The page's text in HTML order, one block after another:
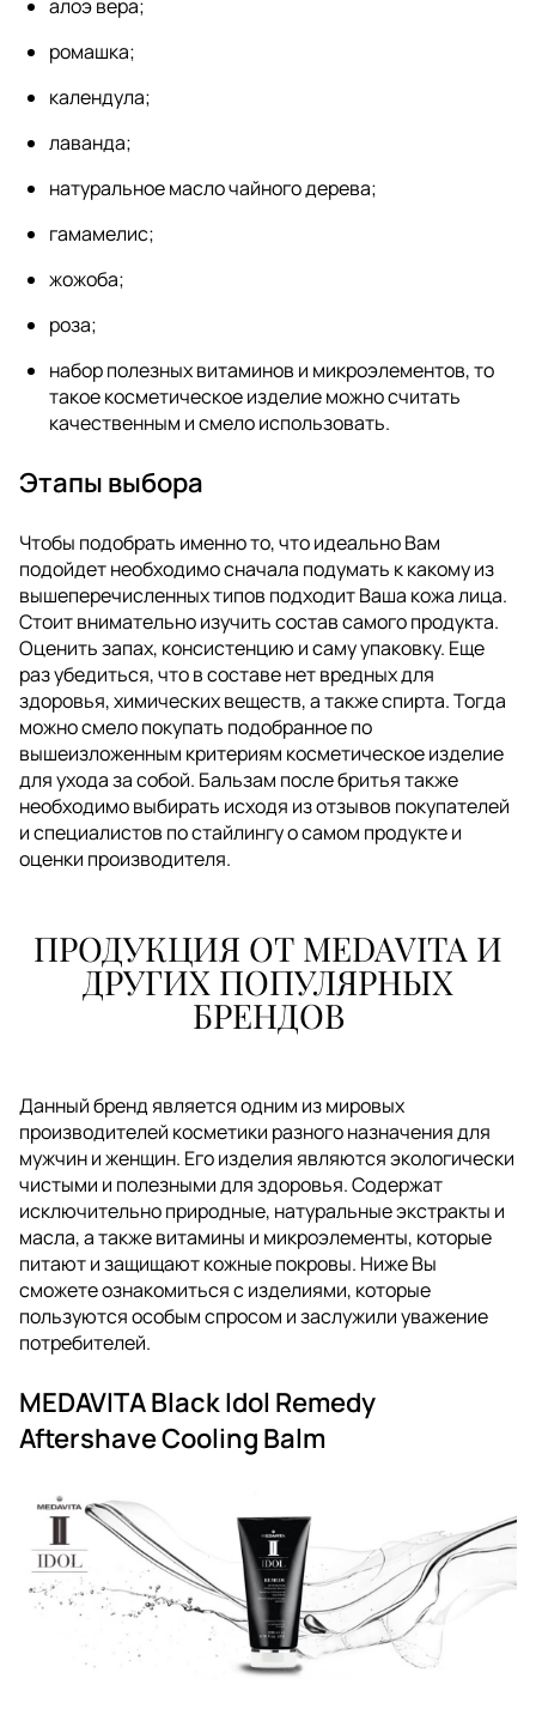
алоэ вера;
ромашка;
календула;
лаванда;
натуральное масло чайного дерева;
гамамелис;
жожоба;
роза;
набор полезных витаминов и микроэлементов, то
такое косметическое изделие можно считать
качественным и смело использовать.
Этапы выбора
Чтобы подобрать именно то, что идеально Вам
подойдет необходимо сначала подумать к какому из
вышеперечисленных типов подходит Ваша кожа лица.
Стоит внимательно изучить состав самого продукта.
Оценить запах, консистенцию и саму упаковку. Еще
раз убедиться, что в составе нет вредных для
здоровья, химических веществ, а также спирта. Тогда
можно смело покупать подобранное по
вышеизложенным критериям косметическое изделие
для ухода за собой. Бальзам после бритья также
необходимо выбирать исходя из отзывов покупателей
и специалистов по стайлингу о самом продукте и
оценки производителя.
ПРОДУКЦИЯ ОТ MEDAVITA И
ДРУГИХ ПОПУЛЯРНЫХ
БРЕНДОВ
Данный бренд является одним из мировых
производителей косметики разного назначения для
мужчин и женщин. Его изделия являются экологически
чистыми и полезными для здоровья. Содержат
исключительно природные, натуральные экстракты и
масла, а также витамины и микроэлементы, которые
питают и защищают кожные покровы. Ниже Вы
сможете ознакомиться с изделиями, которые
пользуются особым спросом и заслужили уважение
потребителей.
MEDAVITA Black Idol Remedy
Aftershave Cooling Balm